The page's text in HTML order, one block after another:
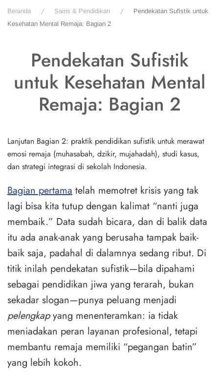
Beranda Sains & Pendidikan
Pendekatan Sufistik untuk
Kesehatan Mental Remaja: Bagian 2
Pendekatan Sufistik
untuk Kesehatan Mental
Remaja: Bagian 2
Lanjutan Bagian 2: praktik pendidikan sufistik untuk merawat
emosi remaja (muhasabah, dzikir, mujahadah), studi kasus,
dan strategi integrasi di sekolah Indonesia.
Bagian pertama telah memotret krisis yang tak
lagi bisa kita tutup dengan kalimat “nanti juga
membaik.” Data sudah bicara, dan di balik data
itu ada anak-anak yang berusaha tampak baik-
baik saja, padahal di dalamnya sedang ribut. Di
titik inilah pendekatan sufistik—bila dipahami
sebagai pendidikan jiwa yang terarah, bukan
sekadar slogan—punya peluang menjadi
pelengkapyang menenteramkan: ia tidak
meniadakan peran layanan profesional, tetapi
membantu remaja memiliki “pegangan batin”
yang lebih kokoh.